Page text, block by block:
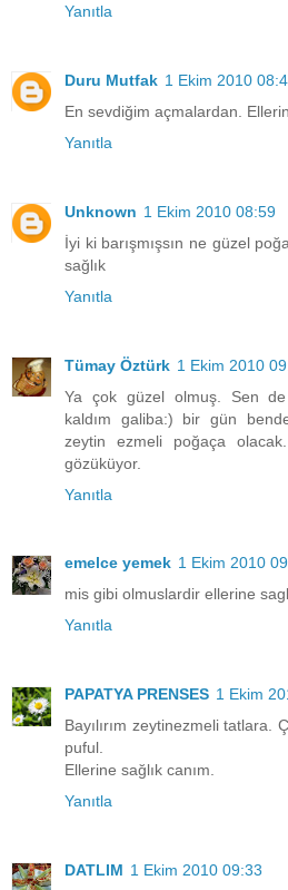
Yanıtla
Duru Mutfak 1 Ekim 2010
En sevdiğim açmalardan.
Yanıtla
Unknown 1 Ekim 2010 08:59
İyi ki barışmışsın ne güzel
sağlık
Yanıtla
Tümay Öztürk 1 Ekim 2010
Ya çok güzel olmuş. Sen
kaldım galiba:) bir gün
zeytin ezmeli poğaça
gözüküyor.
Yanıtla
emelce yemek 1 Ekim 2010
mis gibi olmuslardir ellerine
Yanıtla
PAPATYA PRENSES 1 Ekim
Bayılırım zeytinezmeli
puful.
Ellerine sağlık canım.
Yanıtla
DATLIM 1 Ekim 2010 09:33